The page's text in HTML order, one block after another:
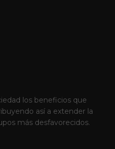
los beneficios que
así a extender la
más desfavorecidos.